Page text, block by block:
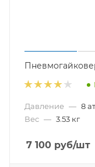
Давление — 8
Вес — 3.53 кг
7 100 руб/шт